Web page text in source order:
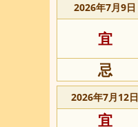
2026年7月9日
宜
忌
2026年7月12日
宜